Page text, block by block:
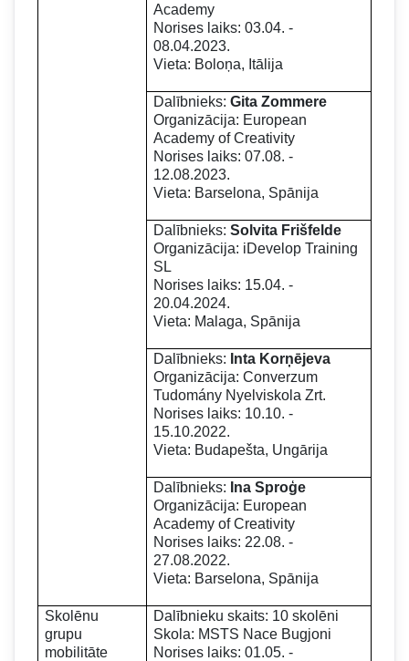
Academy
Norises laiks: 03.04. -
08.04.2023.
Vieta: Boloņa, Itālija
Dalībnieks:Gita Zommere
Organizācija: European
Academy of Creativity
Norises laiks: 07.08. -
12.08.2023.
Vieta: Barselona, Spānija
Dalībnieks:Solvita Frišfelde
Organizācija: iDevelop Training
SL
Norises laiks: 15.04. -
20.04.2024.
Vieta: Malaga, Spānija
Dalībnieks: Inta Korņējeva
Organizācija: Converzum
Tudomány Nyelviskola Zrt.
Norises laiks: 10.10. -
15.10.2022.
Vieta: Budapešta, Ungārija
Dalībnieks: Ina Sproģe
Organizācija: European
Academy of Creativity
Norises laiks: 22.08. -
27.08.2022.
Vieta: Barselona, Spānija
Skolēnu
grupu
mobilitāte
Dalībnieku skaits: 10 skolēni
Skola: MSTS Nace Bugjoni
Norises laiks: 01.05. -